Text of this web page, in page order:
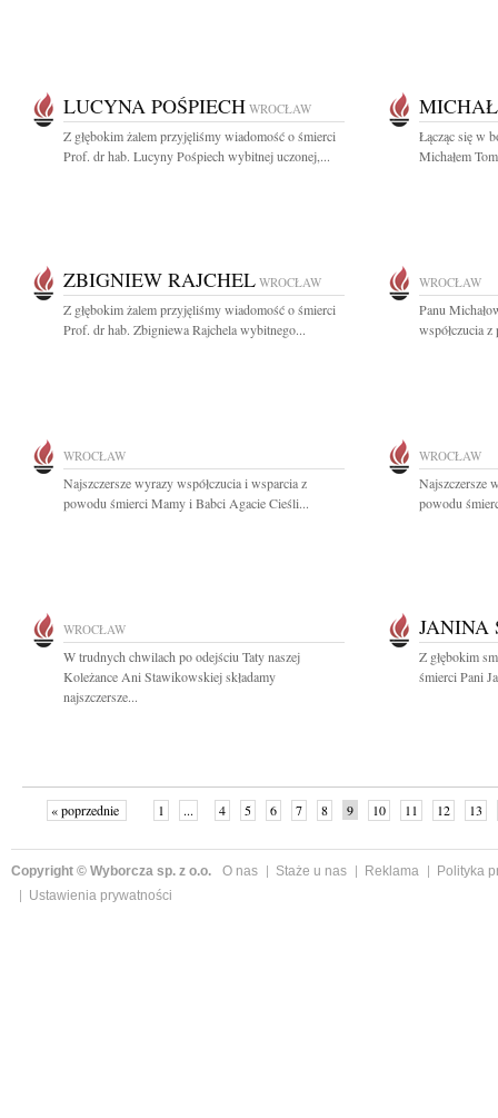
LUCYNA POŚPIECH WROCŁAW
Z głębokim żalem przyjęliśmy wiadomość o śmierci
Prof. dr hab. Lucyny Pośpiech wybitnej uczonej,...
Łącząc się w
Michałem
ZBIGNIEW RAJCHEL WROCŁAW
Z głębokim żalem przyjęliśmy wiadomość o śmierci
Prof. dr hab. Zbigniewa Rajchela wybitnego...
WROCŁAW
Panu
współczucia
WROCŁAW
Najszczersze wyrazy współczucia i wsparcia z
powodu śmierci Mamy i Babci Agacie Cieśli...
WROCŁAW
Najszczersze
powodu
WROCŁAW
W trudnych chwilach po odejściu Taty naszej
Koleżance Ani Stawikowskiej składamy
najszczersze...
JANINA
Z głębokim
śmierci Pani
« poprzednie 1 ... 4 5 6 7 8 9 10 11 12 13
Copyright © Wyborcza sp. z o.o. O nas Staże u nas Reklama
Polityka
Ustawienia prywatności